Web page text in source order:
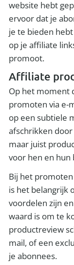
website hebt
ervoor dat je
je te bieden
op je affiliate
promoot.
Affiliate
Op het moment
promoten via e-
op een subtiele
afschrikken
maar juist
voor hen en
Bij het
is het belangrijk
voordelen zijn
waard is om te
productreview
mail, of een
je abonnees.